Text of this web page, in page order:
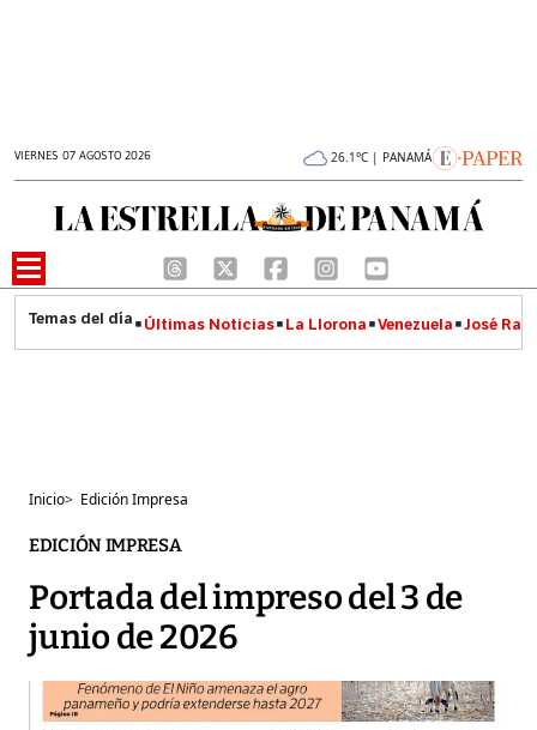
VIERNES 07 AGOSTO 2026 26.1°C | PANAMÁ
Últimas Noticias La Llorona Venezuela José
Inicio> Edición Impresa
EDICIÓN IMPRESA
Portada del impreso del 3 de
junio de 2026